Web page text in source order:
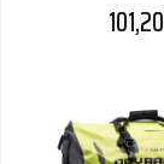
101,20